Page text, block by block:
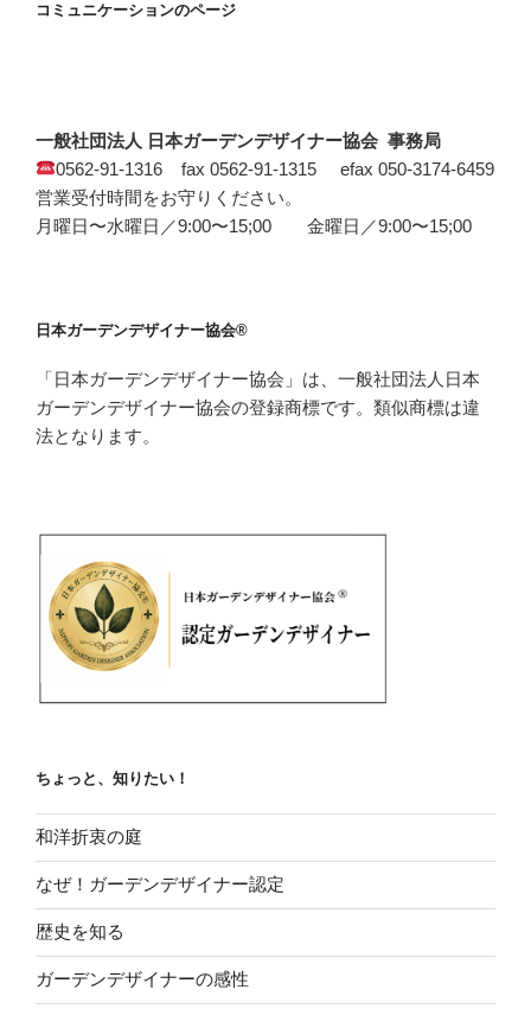
コミュニケーションのページ
一般社団法人 日本ガーデンデザイナー協会 事務局
0562-91-1316 fax 0562-91-1315 efax 050-3174-6459
営業受付時間をお守りください。
月曜日〜水曜日／9:00〜15;00 金曜日／9:00〜15;00
日本ガーデンデザイナー協会®
「日本ガーデンデザイナー協会」は、一般社団法人日本
ガーデンデザイナー協会の登録商標です。類似商標は違
法となります。
ちょっと、知りたい！
和洋折衷の庭
なぜ！ガーデンデザイナー認定
歴史を知る
ガーデンデザイナーの感性